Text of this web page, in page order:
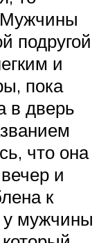
Мужчины
подругой
и
пока
в дверь
что она
и
к
мужчины